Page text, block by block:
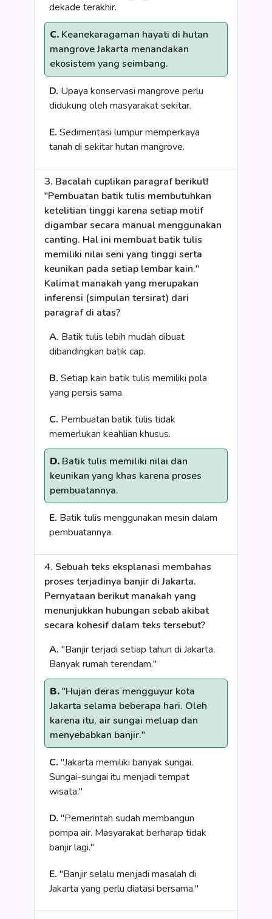
dekade terakhir.
C. Keanekaragaman hayati di hutan
mangrove Jakarta menandakan
ekosistem yang seimbang.
D. Upaya konservasi mangrove perlu
didukung oleh masyarakat sekitar.
E. Sedimentasi lumpur memperkaya
tanah di sekitar hutan mangrove.
3. Bacalah cuplikan paragraf berikut!
"Pembuatan batik tulis membutuhkan
ketelitian tinggi karena setiap motif
digambar secara manual menggunakan
canting. Hal ini membuat batik tulis
memiliki nilai seni yang tinggi serta
keunikan pada setiap lembar kain."
Kalimat manakah yang merupakan
inferensi (simpulan tersirat) dari
paragraf di atas?
A. Batik tulis lebih mudah dibuat
dibandingkan batik cap.
B. Setiap kain batik tulis memiliki pola
yang persis sama.
C. Pembuatan batik tulis tidak
memerlukan keahlian khusus.
D. Batik tulis memiliki nilai dan
keunikan yang khas karena proses
pembuatannya.
E. Batik tulis menggunakan mesin dalam
pembuatannya.
4. Sebuah teks eksplanasi membahas
proses terjadinya banjir di Jakarta.
Pernyataan berikut manakah yang
menunjukkan hubungan sebab akibat
secara kohesif dalam teks tersebut?
A. "Banjir terjadi setiap tahun di Jakarta.
Banyak rumah terendam."
B."Hujan deras mengguyur kota
Jakarta selama beberapa hari. Oleh
karena itu, air sungai meluap dan
menyebabkan banjir."
C. "Jakarta memiliki banyak sungai.
Sungai-sungai itu menjadi tempat
wisata."
D. "Pemerintah sudah membangun
pompa air. Masyarakat berharap tidak
banjir lagi."
E. "Banjir selalu menjadi masalah di
Jakarta yang perlu diatasi bersama."